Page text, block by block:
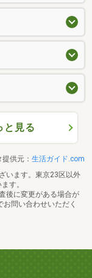
と見る
供元： 生活ガイド.com
います。東京23区以外
す。
後に変更がある場合が
問い合わせいただく